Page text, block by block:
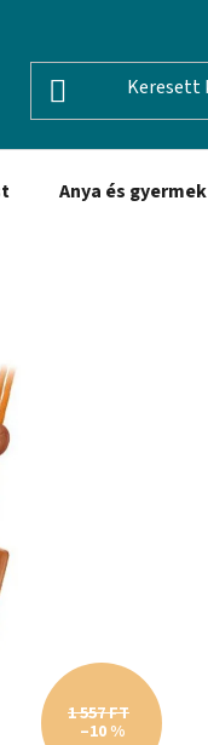
Anya és gyermek
1 557 FT
–10 %